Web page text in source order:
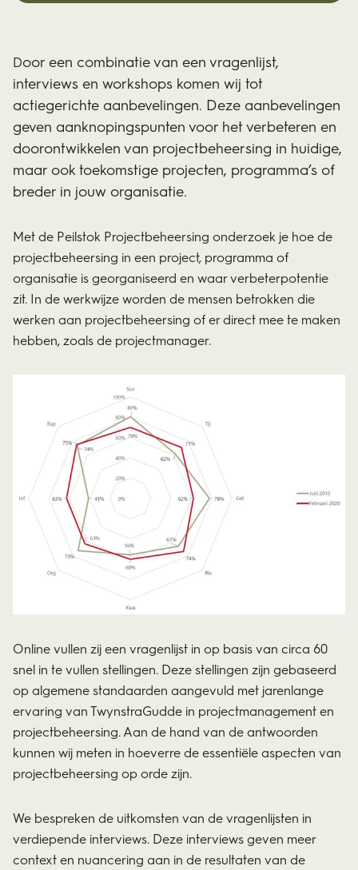
Door een combinatie van een vragenlijst,
interviews en workshops komen wij tot
actiegerichte aanbevelingen. Deze aanbevelingen
geven aanknopingspunten voor het verbeteren en
doorontwikkelen van projectbeheersing in huidige,
maar ook toekomstige projecten, programma’s of
breder in jouw organisatie.
Met de Peilstok Projectbeheersing onderzoek je hoe de
projectbeheersing in een project, programma of
organisatie is georganiseerd en waar verbeterpotentie
zit. In de werkwijze worden de mensen betrokken die
werken aan projectbeheersing of er direct mee te maken
hebben, zoals de projectmanager.
Online vullen zij een vragenlijst in op basis van circa 60
snel in te vullen stellingen. Deze stellingen zijn gebaseerd
op algemene standaarden aangevuld met jarenlange
ervaring van TwynstraGudde in projectmanagement en
projectbeheersing. Aan de hand van de antwoorden
kunnen wij meten in hoeverre de essentiële aspecten van
projectbeheersing op orde zijn.
We bespreken de uitkomsten van de vragenlijsten in
verdiepende interviews. Deze interviews geven meer
context en nuancering aan in de resultaten van de